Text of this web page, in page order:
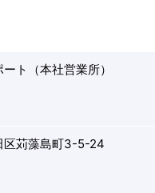
ト（本社営業所）
区苅藻島町3-5-24